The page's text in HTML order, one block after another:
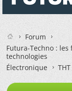
Forum
Futura-Techno :
technologies
Électronique